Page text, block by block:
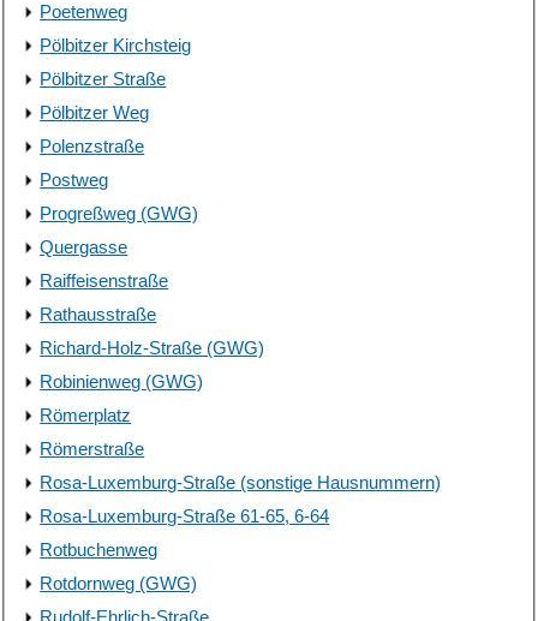
Poetenweg
Pölbitzer Kirchsteig
Pölbitzer Straße
Pölbitzer Weg
Polenzstraße
Postweg
Progreßweg (GWG)
Quergasse
Raiffeisenstraße
Rathausstraße
Richard-Holz-Straße (GWG)
Robinienweg (GWG)
Römerplatz
Römerstraße
Rosa-Luxemburg-Straße (sonstige Hausnummern)
Rosa-Luxemburg-Straße 61-65, 6-64
Rotbuchenweg
Rotdornweg (GWG)